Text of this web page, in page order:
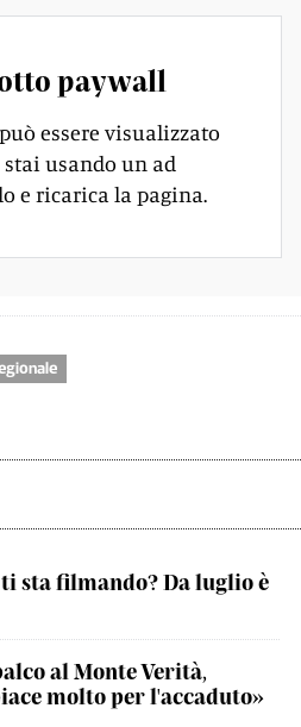
paywall
essere visualizzato
stai usando un ad
e ricarica la pagina.
sta filmando? Da luglio è
al Monte Verità,
molto per l'accaduto»